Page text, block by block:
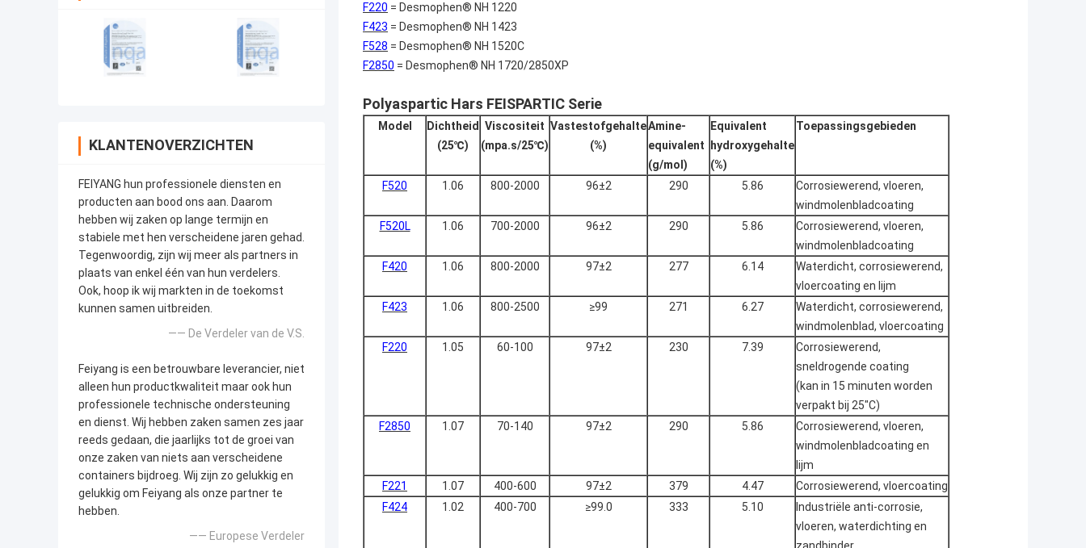
KLANTENOVERZICHTEN
FEIYANG hun professionele diensten en
producten aan bood ons aan. Daarom
hebben wij zaken op lange termijn en
stabiele met hen verscheidene jaren gehad.
Tegenwoordig, zijn wij meer als partners in
plaats van enkel één van hun verdelers.
Ook, hoop ik wij markten in de toekomst
kunnen samen uitbreiden.
—— De Verdeler van de V.S.
Feiyang is een betrouwbare leverancier, niet
alleen hun productkwaliteit maar ook hun
professionele technische ondersteuning
en dienst. Wij hebben zaken samen zes jaar
reeds gedaan, die jaarlijks tot de groei van
onze zaken van niets aan verscheidene
containers bijdroeg. Wij zijn zo gelukkig en
gelukkig om Feiyang als onze partner te
hebben.
—— Europese Verdeler
F220 = Desmophen® NH 1220
F423 = Desmophen® NH 1423
F528 = Desmophen® NH 1520C
F2850 = Desmophen® NH 1720/2850XP
Polyaspartic Hars FEISPARTIC Serie
Model
Dichtheid
(25℃)
Viscositeit
(mpa.s/25℃)
Vastestofgehalte
(%)
Amine-
equivalent
(g/mol)
Equivalent
hydroxygehalte
(%)
Toepassingsgebieden
F520 1.06 800-2000 96±2 290 5.86
Corrosiewerend, vloeren,
windmolenbladcoating
F520L
1.06 700-2000 96±2 290 5.86
Corrosiewerend, vloeren,
windmolenbladcoating
F420
1.06 800-2000 97±2 277 6.14
Waterdicht, corrosiewerend,
vloercoating en lijm
F423
1.06 800-2500 ≥99 271 6.27
Waterdicht, corrosiewerend,
windmolenblad, vloercoating
F220
1.05 60-100 97±2 230 7.39
Corrosiewerend,
sneldrogende coating
(kan in 15 minuten worden
verpakt bij 25"C)
F2850
1.07 70-140 97±2 290 5.86
Corrosiewerend, vloeren,
windmolenbladcoating en
lijm
F221
1.07 400-600 97±2 379 4.47
Corrosiewerend, vloercoating
F424
1.02 400-700 ≥99.0 333 5.10
Industriële anti-corrosie,
vloeren, waterdichting en